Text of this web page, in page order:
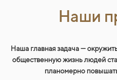
Наши
Наша главная задача —
общественную жизнь людей
планомерно